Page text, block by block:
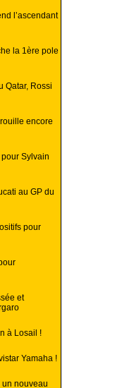
l’ascendant
la 1ère pole
Qatar, Rossi
encore
Sylvain
au GP du
pour
et
à Losail !
Yamaha !
un nouveau